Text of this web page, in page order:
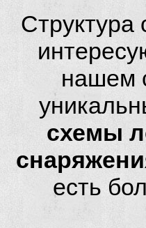
Структура
нашем
схемы
есть